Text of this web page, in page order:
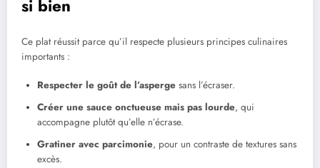
si bien
Ce plat réussit parce qu’il respecte plusieurs principes culinaires
importants :
Respecter le goût de l’asperge sans l’écraser.
Créer une sauce onctueuse mais pas lourde, qui
accompagne plutôt qu’elle n’écrase.
Gratiner avec parcimonie, pour un contraste de textures sans
excès.